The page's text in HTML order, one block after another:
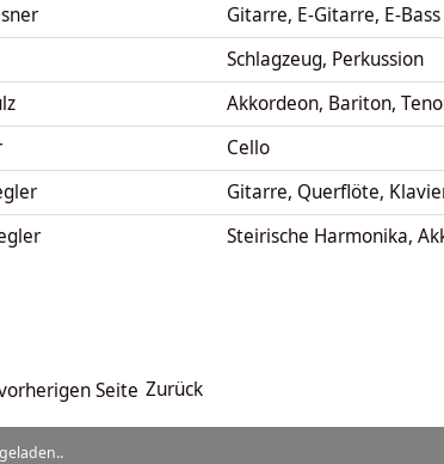
Gitarre, E-Gitarre, E-Bass
Schlagzeug, Perkussion
Akkordeon, Bariton,
Cello
Gitarre, Querflöte,
Steirische Harmonika,
Zurück